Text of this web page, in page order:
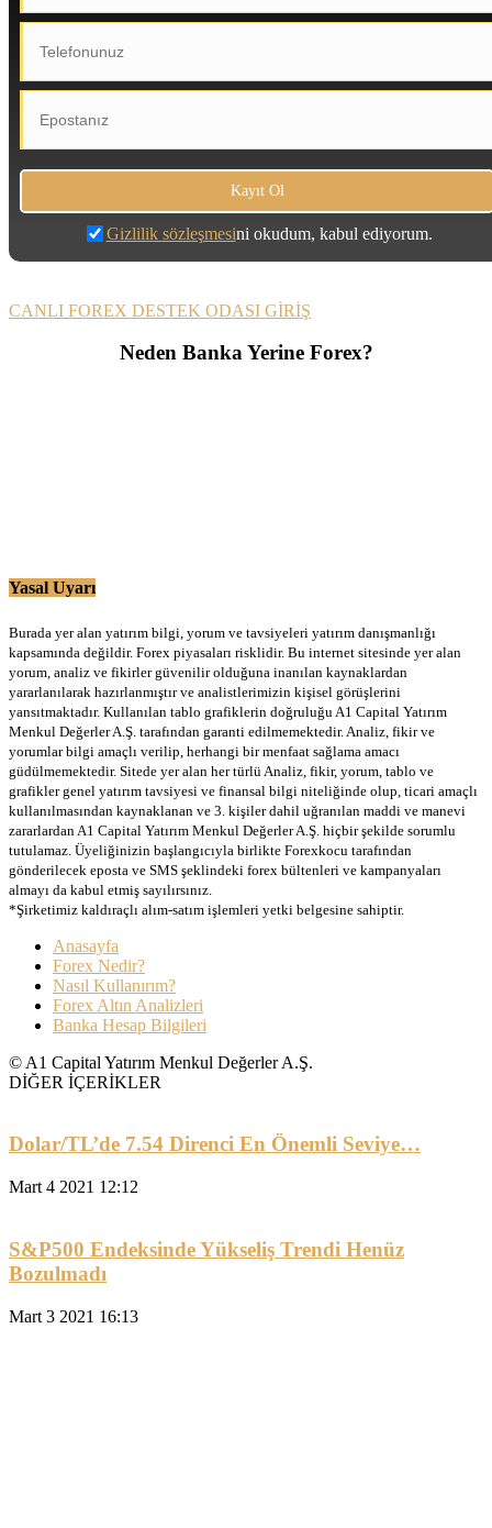
Gizlilik sözleşmesini okudum, kabul ediyorum.
CANLI FOREX DESTEK ODASI GİRİŞ
Neden Banka Yerine Forex?
Yasal Uyarı
Burada yer alan yatırım bilgi, yorum ve tavsiyeleri yatırım danışmanlığı
kapsamında değildir. Forex piyasaları risklidir. Bu internet sitesinde yer alan
yorum, analiz ve fikirler güvenilir olduğuna inanılan kaynaklardan
yararlanılarak hazırlanmıştır ve analistlerimizin kişisel görüşlerini
yansıtmaktadır. Kullanılan tablo grafiklerin doğruluğu A1 Capital Yatırım
Menkul Değerler A.Ş. tarafından garanti edilmemektedir. Analiz, fikir ve
yorumlar bilgi amaçlı verilip, herhangi bir menfaat sağlama amacı
güdülmemektedir. Sitede yer alan her türlü Analiz, fikir, yorum, tablo ve
grafikler genel yatırım tavsiyesi ve finansal bilgi niteliğinde olup, ticari amaçlı
kullanılmasından kaynaklanan ve 3. kişiler dahil uğranılan maddi ve manevi
zararlardan A1 Capital Yatırım Menkul Değerler A.Ş. hiçbir şekilde sorumlu
tutulamaz. Üyeliğinizin başlangıcıyla birlikte Forexkocu tarafından
gönderilecek eposta ve SMS şeklindeki forex bültenleri ve kampanyaları
almayı da kabul etmiş sayılırsınız.
*Şirketimiz kaldıraçlı alım-satım işlemleri yetki belgesine sahiptir.
Anasayfa
Forex Nedir?
Nasıl Kullanırım?
Forex Altın Analizleri
Banka Hesap Bilgileri
© A1 Capital Yatırım Menkul Değerler A.Ş.
DİĞER İÇERİKLER
Dolar/TL’de 7.54 Direnci En Önemli Seviye…
Mart 4 2021 12:12
S&P500 Endeksinde Yükseliş Trendi Henüz
Bozulmadı
Mart 3 2021 16:13